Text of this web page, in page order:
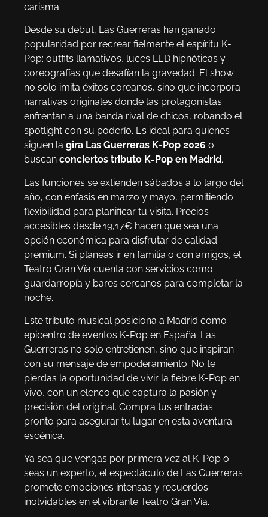
carisma.
Desde su debut, Las Guerreras han ganado
popularidad por recrear fielmente el espíritu K-
Pop: outfits llamativos, luces LED hipnóticas y
coreografías que desafían la gravedad. El show
no solo imita éxitos coreanos, sino que incorpora
narrativas originales donde las protagonistas
enfrentan a una banda rival de chicos, robando el
spotlight con su poderío. Es ideal para quienes
siguen la gira Las Guerreras K-Pop 2026 o
buscan conciertos tributo K-Pop en Madrid.
Las funciones se extienden sábados a lo largo del
año, con énfasis en marzo y mayo, permitiendo
flexibilidad para planificar tu visita. Precios
accesibles desde 19,17€ hacen que sea una
opción económica para disfrutar de calidad
premium. Si planeas ir en familia o con amigos, el
Teatro Gran Vía cuenta con servicios como
guardarropía y bares cercanos para completar la
noche.
Este tributo musical posiciona a Madrid como
epicentro de eventos K-Pop en España. Las
Guerreras no solo entretienen, sino que inspiran
con su mensaje de empoderamiento. No te
pierdas la oportunidad de vivir la fiebre K-Pop en
vivo, con un elenco que captura la pasión y
precisión del original. Compra tus entradas
pronto para asegurar tu lugar en esta aventura
escénica.
Ya sea que vengas por primera vez al K-Pop o
seas un experto, el espectáculo de Las Guerreras
promete emociones intensas y recuerdos
inolvidables en el vibrante Teatro Gran Vía.